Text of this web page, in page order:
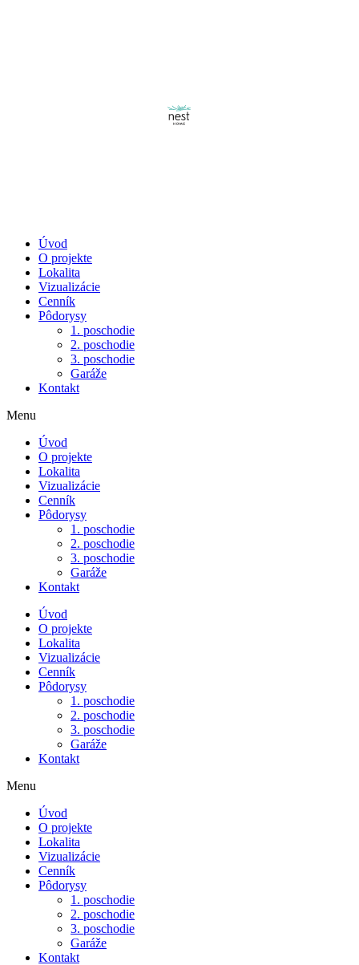
Úvod
O projekte
Lokalita
Vizualizácie
Cenník
Pôdorysy
1. poschodie
2. poschodie
3. poschodie
Garáže
Kontakt
Menu
Úvod
O projekte
Lokalita
Vizualizácie
Cenník
Pôdorysy
1. poschodie
2. poschodie
3. poschodie
Garáže
Kontakt
Úvod
O projekte
Lokalita
Vizualizácie
Cenník
Pôdorysy
1. poschodie
2. poschodie
3. poschodie
Garáže
Kontakt
Menu
Úvod
O projekte
Lokalita
Vizualizácie
Cenník
Pôdorysy
1. poschodie
2. poschodie
3. poschodie
Garáže
Kontakt